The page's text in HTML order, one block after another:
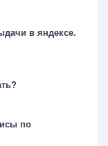
в яндексе.
по